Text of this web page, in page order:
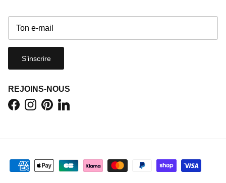
S’inscrire
REJOINS-NOUS
FacebookInstagram
PinterestLinkedIn